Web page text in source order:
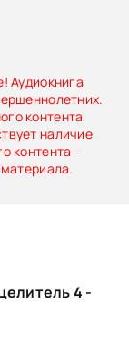
Аудиокнига
контента
наличие
контента -
4 -